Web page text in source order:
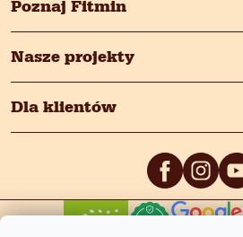
Poznaj Fitmin
Nasze projekty
Dla klientów